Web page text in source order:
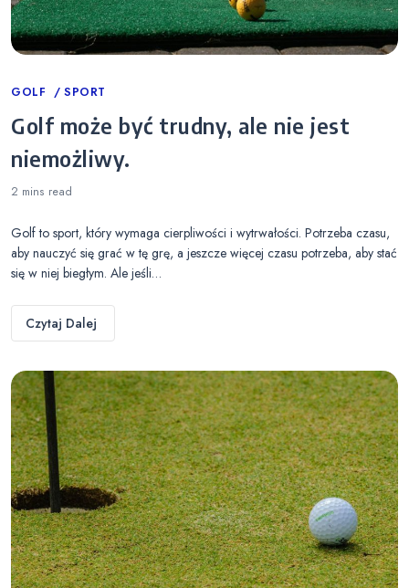
Categories
GOLF SPORT
Golf może być trudny, ale nie jest
niemożliwy.
2 mins read
Golf to sport, który wymaga cierpliwości i wytrwałości. Potrzeba czasu,
aby nauczyć się grać w tę grę, a jeszcze więcej czasu potrzeba, aby stać
się w niej biegłym. Ale jeśli…
Czytaj Dalej